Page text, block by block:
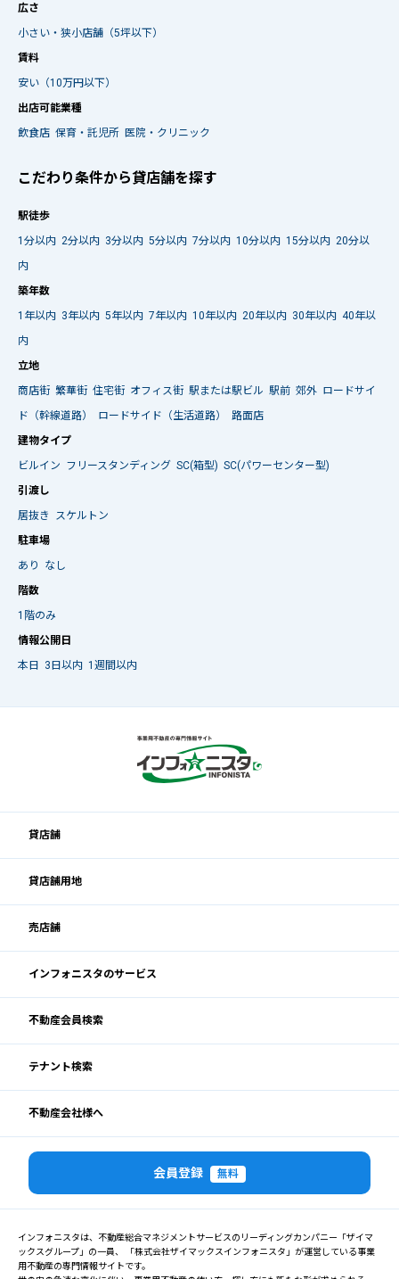
広さ
小さい・狭小店舗（5坪以下）
賃料
安い（10万円以下）
出店可能業種
飲食店 保育・託児所 医院・クリニック
こだわり条件から貸店舗を探す
駅徒歩
1分以内 2分以内 3分以内 5分以内 7分以内 10分以内 15分以内 20分以
内
築年数
1年以内 3年以内 5年以内 7年以内 10年以内 20年以内 30年以内 40年以
内
立地
商店街 繁華街 住宅街 オフィス街 駅または駅ビル 駅前 郊外 ロードサイ
ド（幹線道路）
ロードサイド（生活道路）
路面店
建物タイプ
ビルイン フリースタンディング SC(箱型) SC(パワーセンター型)
引渡し
居抜き
スケルトン
駐車場
あり
なし
階数
1階のみ
情報公開日
本日 3日以内 1週間以内
貸店舗
貸店舗用地
売店舗
インフォニスタのサービス
不動産会員検索
テナント検索
不動産会社様へ
会員登録 無料
インフォニスタは、不動産総合マネジメントサービスのリーディングカンパニー「ザイマ
ックスグループ」の一員、 「株式会社ザイマックスインフォニスタ」が運営している事業
用不動産の専門情報サイトです。